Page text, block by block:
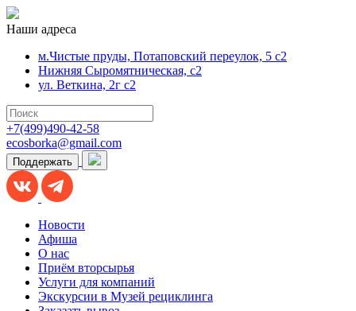
Наши адреса
м.Чистые пруды, Потаповский переулок, 5 с2
Нижняя Сыромятническая, с2
ул. Веткина, 2г с2
+7(499)490-42-58
ecosborka@gmail.com
Поддержать
Новости
Афиша
О нас
Приём вторсырья
Услуги для компаний
Экскурсии в Музей рециклинга